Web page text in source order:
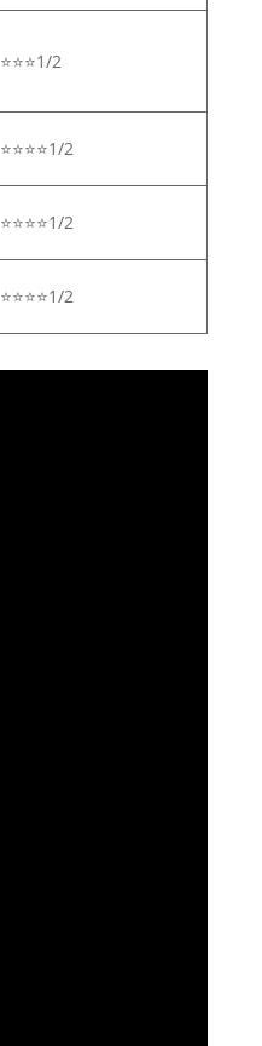
⭐⭐⭐1/2
⭐⭐⭐⭐1/2
⭐⭐⭐⭐1/2
⭐⭐⭐⭐1/2